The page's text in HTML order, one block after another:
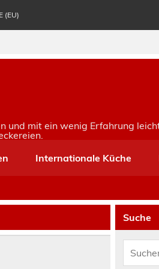
(EU)
mit ein wenig Erfahrung
Internationale Küche
Suche